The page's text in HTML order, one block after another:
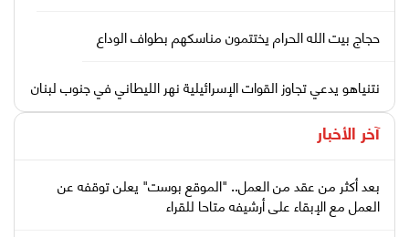
حجاج بيت الله الحرام يختتمون مناسكهم بطواف الوداع
نتنياهو يدعي تجاوز القوات الإسرائيلية نهر الليطاني في جنوب لبنان
آخر الأخبار
بعد أكثر من عقد من العمل.. "الموقع بوست" يعلن توقفه عن
العمل مع الإبقاء على أرشيفه متاحا للقراء